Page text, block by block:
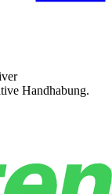
Handhabung.